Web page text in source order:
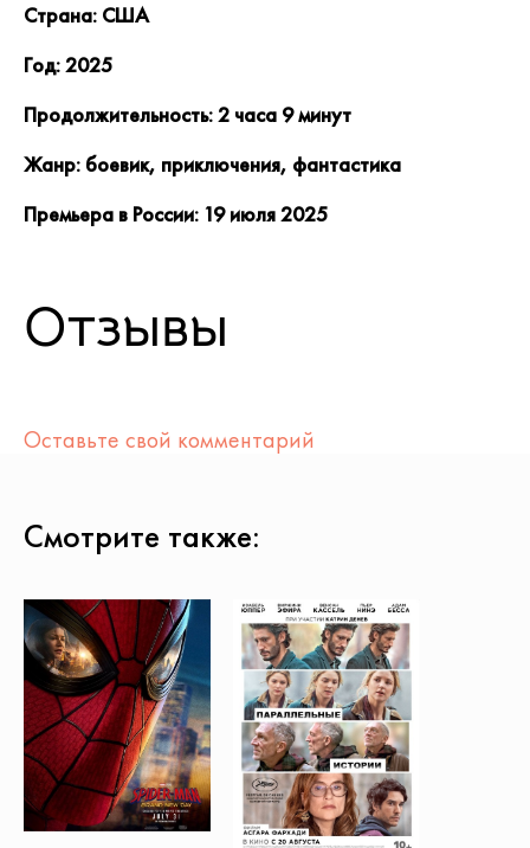
Страна: США
Год: 2025
Продолжительность: 2 часа 9 минут
Жанр: боевик, приключения, фантастика
Премьера в России: 19 июля 2025
Отзывы
Оставьте свой комментарий
Смотрите также: